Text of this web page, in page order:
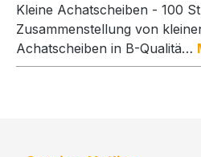
Kleine Achatscheiben - 100
Zusammenstellung von
Achatscheiben in B-Qualitä…